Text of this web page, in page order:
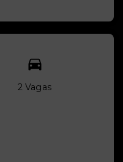
2 Vagas